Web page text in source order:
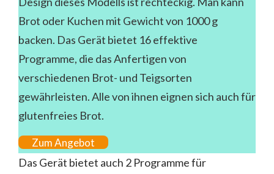
Brot oder Kuchen mit Gewicht von 1000 g
backen. Das Gerät bietet 16 effektive
Programme, die das Anfertigen von
verschiedenen Brot- und Teigsorten
gewährleisten. Alle von ihnen eignen sich auch für
glutenfreies Brot.
Zum Angebot
Das Gerät bietet auch 2 Programme für